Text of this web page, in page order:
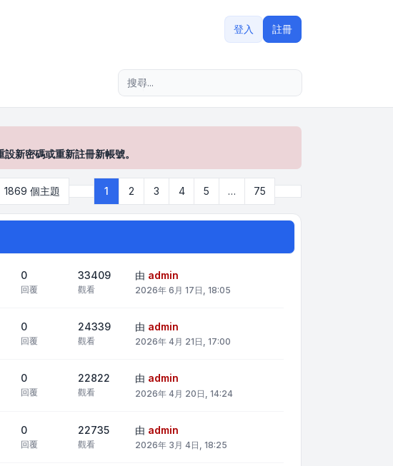
登入 註冊
新密碼或重新註冊新帳號。
1869 個主題 第1 頁 (共 75 頁)
1 2 3 4 5 … 75
0
回覆
33409
觀看
由 admin
2026年 6月 17日, 18:05
0
回覆
24339
觀看
由 admin
2026年 4月 21日, 17:00
0
回覆
22822
觀看
由 admin
2026年 4月 20日, 14:24
0
回覆
22735
觀看
由 admin
2026年 3月 4日, 18:25